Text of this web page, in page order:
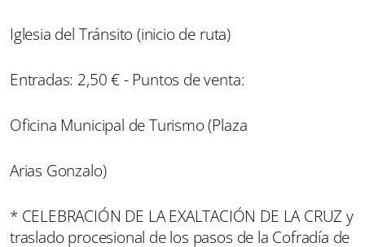
Iglesia del Tránsito (inicio de ruta)
Entradas: 2,50 € - Puntos de venta:
Oficina Municipal de Turismo (Plaza
Arias Gonzalo)
* CELEBRACIÓN DE LA EXALTACIÓN DE LA CRUZ y
traslado procesional de los pasos de la Cofradía de